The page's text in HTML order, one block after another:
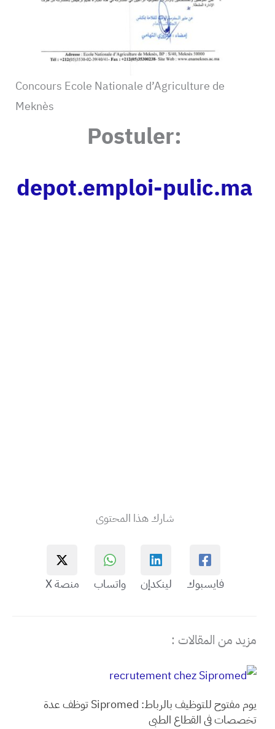
Concours Ecole Nationale d’Agriculture de
Meknès
Postuler:
depot.emploi-pulic.ma
شارك هذا المحتوى
فايسبوك لينكدإن واتساب منصة X
مزيد من المقالات :
يوم مفتوح للتوظيف بالرباط: Sipromed توظف عدة
تخصصات في القطاع الطبي